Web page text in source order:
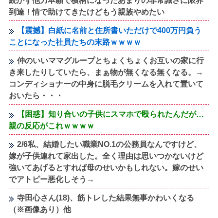
到達！情で助けてきたけどもう親族やめたい
【震撼】白紙に名前と住所書いただけで400万円負う
ことになった社員たちの末路ｗｗｗｗ
仲のいいママグループとちょくちょくお互いの家に行
き来したりしていたら、まぁ物が無くなる無くなる。→
コンディショナーの中身に脱毛クリームを入れて置いて
おいたら・・・
【困惑】知り合いの子供にスマホで殴られたんだが…
親の反応がこれｗｗｗｗ
2/6私、結婚したい職業NO.1の公務員なんですけど、
嫁が子供連れて家出した。全く理由は思いつかないけど
強いてあげるとすれば母のせいかもしれない。嫁のせい
でアトピー悪化しそう→
寺田心さん(18)、筋トレした結果無事かわいくなる
（※画像あり）他